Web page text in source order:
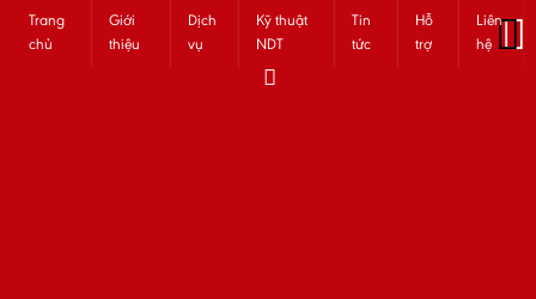
Trang
chủ
Giới
thiệu
Dịch
vụ
Kỹ thuật
NDT
Tin
tức
Hỗ
trợ
Liên
hệ